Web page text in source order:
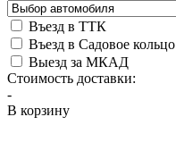
Въезд в ТТК
Въезд в Садовое кольцо
Выезд за МКАД
Стоимость доставки:
-
В корзину